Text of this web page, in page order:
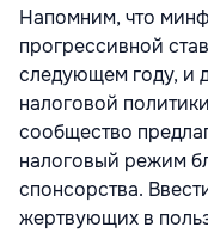
Напомним, что
прогрессивной
следующем году, и
налоговой
сообщество
налоговый режим
спонсорства.
жертвующих в